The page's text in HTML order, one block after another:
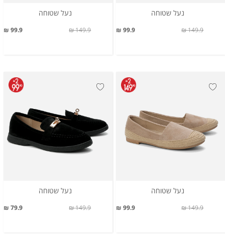
נעל שטוחה
99.9 ₪ 149.9 ₪
נעל שטוחה
99.9 ₪ 149.9 ₪
נעל שטוחה
99.9 ₪ 149.9 ₪
נעל שטוחה
79.9 ₪ 149.9 ₪